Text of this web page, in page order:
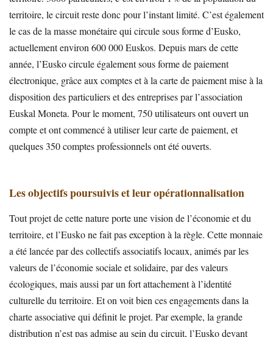
territoire, le circuit reste donc pour l’instant limité. C’est également
le cas de la masse monétaire qui circule sous forme d’Eusko,
actuellement environ 600 000 Euskos. Depuis mars de cette
année, l’Eusko circule également sous forme de paiement
électronique, grâce aux comptes et à la carte de paiement mise à la
disposition des particuliers et des entreprises par l’association
Euskal Moneta. Pour le moment, 750 utilisateurs ont ouvert un
compte et ont commencé à utiliser leur carte de paiement, et
quelques 350 comptes professionnels ont été ouverts.
Les objectifs poursuivis et leur opérationnalisation
Tout projet de cette nature porte une vision de l’économie et du
territoire, et l’Eusko ne fait pas exception à la règle. Cette monnaie
a été lancée par des collectifs associatifs locaux, animés par les
valeurs de l’économie sociale et solidaire, par des valeurs
écologiques, mais aussi par un fort attachement à l’identité
culturelle du territoire. Et on voit bien ces engagements dans la
charte associative qui définit le projet. Par exemple, la grande
distribution n’est pas admise au sein du circuit, l’Eusko devant